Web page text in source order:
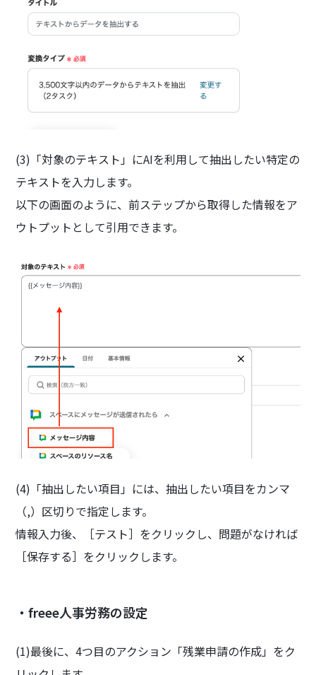
(3)「対象のテキスト」にAIを利用して抽出したい特定の
テキストを入力します。
以下の画面のように、前ステップから取得した情報をア
ウトプットとして引用できます。
(4)「抽出したい項目」には、抽出したい項目をカンマ
（,）区切りで指定します。
情報入力後、［テスト］をクリックし、問題がなければ
［保存する］をクリックします。
・freee人事労務の設定
(1)最後に、4つ目のアクション「残業申請の作成」をク